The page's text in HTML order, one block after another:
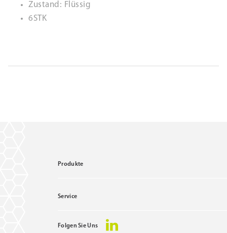
Zustand: Flüssig
6STK
Produkte
Service
Folgen Sie Uns